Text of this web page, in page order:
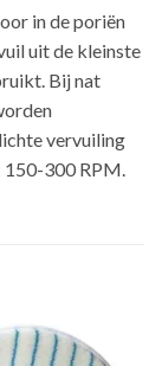
in de poriën
uit de kleinste
Bij nat
vervuiling
300 RPM.